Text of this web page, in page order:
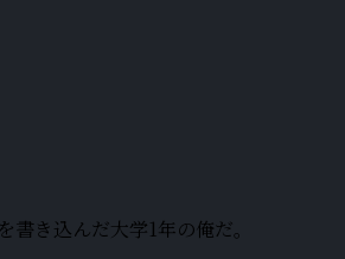
き込んだ大学1年の俺だ。